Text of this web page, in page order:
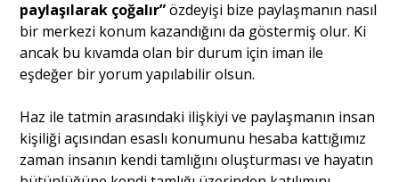
paylaşılarak çoğalır”özdeyişi bize paylaşmanın nasıl
bir merkezi konum kazandığını da göstermiş olur. Ki
ancak bu kıvamda olan bir durum için iman ile
eşdeğer bir yorum yapılabilir olsun.
Haz ile tatmin arasındaki ilişkiyi ve paylaşmanın insan
kişiliği açısından esaslı konumunu hesaba kattığımız
zaman insanın kendi tamlığını oluşturması ve hayatın